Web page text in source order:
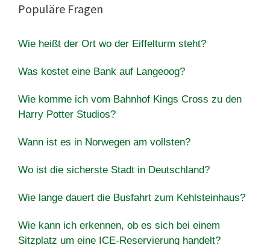
Populäre Fragen
Wie heißt der Ort wo der Eiffelturm steht?
Was kostet eine Bank auf Langeoog?
Wie komme ich vom Bahnhof Kings Cross zu den
Harry Potter Studios?
Wann ist es in Norwegen am vollsten?
Wo ist die sicherste Stadt in Deutschland?
Wie lange dauert die Busfahrt zum Kehlsteinhaus?
Wie kann ich erkennen, ob es sich bei einem
Sitzplatz um eine ICE-Reservierung handelt?